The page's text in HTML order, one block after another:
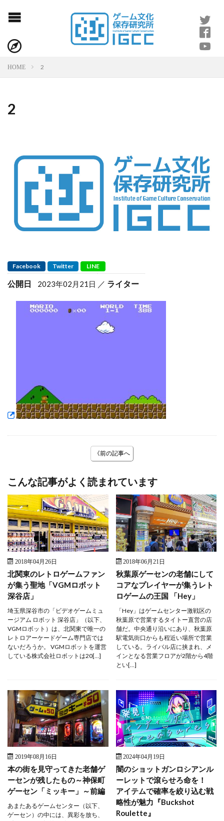
HOME 2
2
Facebook Twitter LINE
公開日 2023年02月21日 ライター
《前の記事へ
こんな記事がよく読まれています
2018年04月26日
北関東のレトロゲームファン
が集う聖地「VGMロボット
深谷店」
埼玉県深谷市の「ビデオゲームミュ
ージアム ロボット 深谷店」（以下、
VGMロボット）は、北関東で唯一の
レトロアーケードゲーム専門店では
ないだろうか。 VGMロボットを運営
している株式会社ロボットは20[…]
2018年06月21日
秋葉原ゲーセンの老舗にして
コアなプレイヤーが集うレト
ロゲームの王国 「Hey」
「Hey」はゲームセンター激戦区の
秋葉原で営業するタイトー直営の店
舗だ。中央通り沿いにあり、秋葉原
駅電気街口からも程近い場所で営業
している。ライバル店に挟まれ、メ
インとなる営業フロアが2階から4階
とい[…]
2019年08月16日
本の街を見守ってきた老舗ゲ
ーセンが残したもの～神保町
ゲーセン「ミッキー」～前編
あまたあるゲームセンター（以下、
ゲーセン）の中には、異彩を放ち、
2024年04月19日
闇のショットガンロシアンル
ーレットで滾らせろ命を！
アイテムで確率を絞り込む戦
略性が魅力『Buckshot
Roulette』